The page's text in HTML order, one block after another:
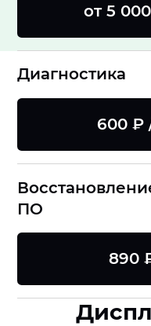
от 5
Диагностика
600 ₽
ПО
890